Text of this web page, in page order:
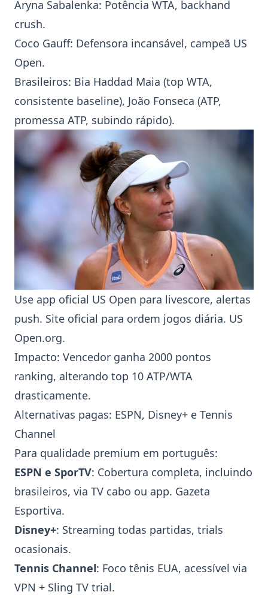
Aryna Sabalenka: Potência WTA, backhand
crush.
Coco Gauff: Defensora incansável, campeã US
Open.
Brasileiros: Bia Haddad Maia (top WTA,
consistente baseline), João Fonseca (ATP,
promessa ATP, subindo rápido).
Use app oficial US Open para livescore, alertas
push. Site oficial para ordem jogos diária. US
Open.org.
Impacto: Vencedor ganha 2000 pontos
ranking, alterando top 10 ATP/WTA
drasticamente.
Alternativas pagas: ESPN, Disney+ e Tennis
Channel
Para qualidade premium em português:
ESPN e SporTV: Cobertura completa, incluindo
brasileiros, via TV cabo ou app. Gazeta
Esportiva.
Disney+: Streaming todas partidas, trials
ocasionais.
Tennis Channel: Foco tênis EUA, acessível via
VPN + Sling TV trial.